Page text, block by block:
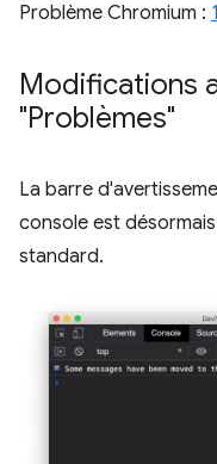
Problème Chromium :
Modifications
"Problèmes"
La barre
console est
standard.